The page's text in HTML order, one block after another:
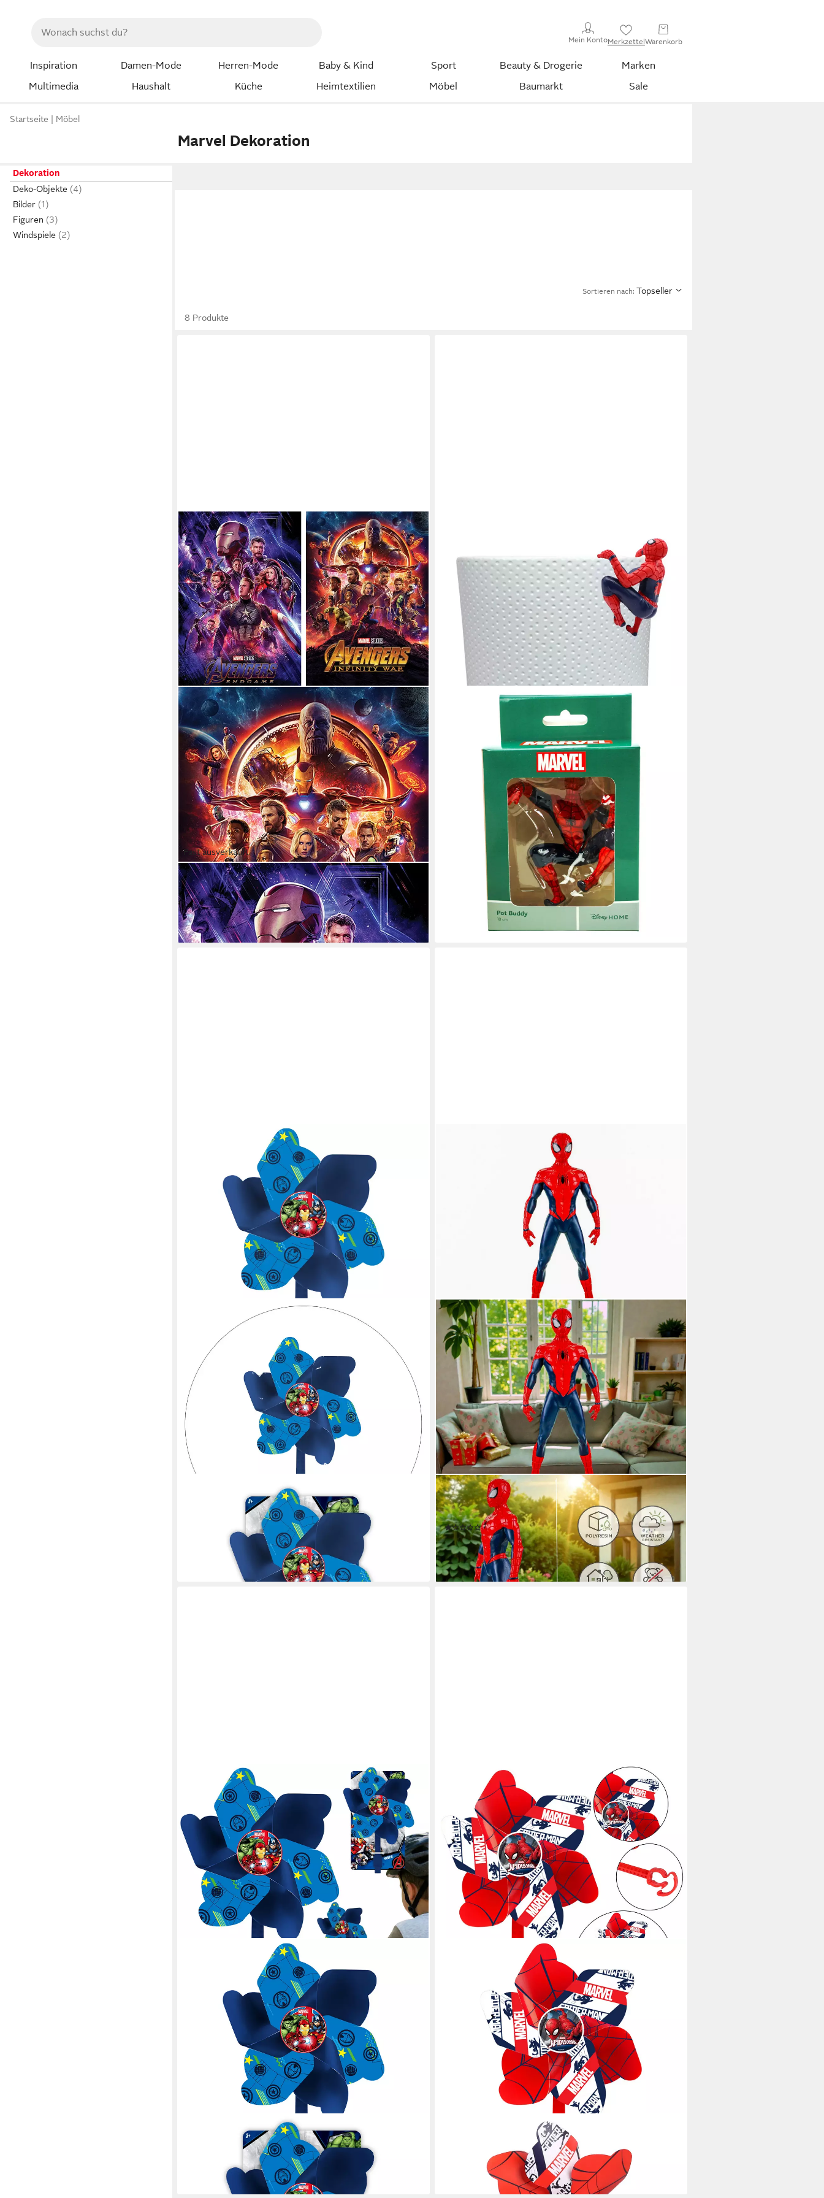
Mein KontoMerkzettelWarenkorb
Inspiration Damen-Mode Herren-Mode Baby & Kind Sport Beauty & Drogerie
Marken
Multimedia
Haushalt Küche Heimtextilien Möbel Baumarkt Sale
Startseite Möbel
Marvel Dekoration
Dekoration
Deko-Objekte
Bilder
Figuren
Windspiele
Sortieren nach: Topseller
8 Produkte
Fast ausverkauft
MARVEL
Poster Avengers Poster 2erSet Infinity War & Endgame 61
x 91,5 cm
20,49 €
lieferbar - in 2-3 Werktagen bei dir
Gartenfigur Blumentopf Deko Anhänger Spider-Man –
Marvel Pot Buddy 10cm Polyresin
UVP19,99 €
lieferbar - in 6-8 Werktagen bei dir
Windrad AVENGERS Lenker-Windrad, Drehspaß für Roller
19,95 €
lieferbar - in 5-6 Werktagen bei dir
DISNEY
Gartenfigur Spider-Man 41 cm Dekofigur Polyresin Figur
für In- und Outdoorbereich
(1)
ab 59,99 € UVP79,99 €
-25%
lieferbar - in 6-8 Werktagen bei dir
Deko-Windrad MARVEL Avengers Windrad für Fahrrad &
lieferbar - in 3-4 Werktagen bei dir
Windspiel MARVEL Spider-Man Rote Windmühle für
Kinder Fahrradlenker
lieferbar - in 3-4 Werktagen bei dir